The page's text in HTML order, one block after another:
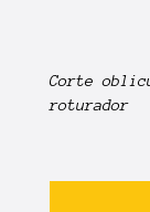
Corte
roturador